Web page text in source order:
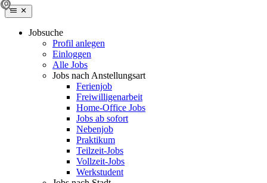
Jobsuche
Profil anlegen
Einloggen
Alle Jobs
Jobs nach Anstellungsart
Ferienjob
Freiwilligenarbeit
Home-Office Jobs
Jobs ab sofort
Nebenjob
Praktikum
Teilzeit-Jobs
Vollzeit-Jobs
Werkstudent